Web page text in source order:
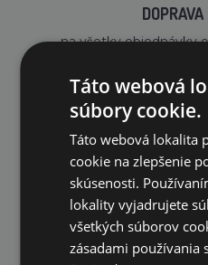
na všetky objednávky
99 % produktov
Táto webová
súbory cookie.
Táto webová lokalita
cookie na zlepšenie
skúsenosti.
lokality vyjadrujete
všetkých súborov
zásadami používania